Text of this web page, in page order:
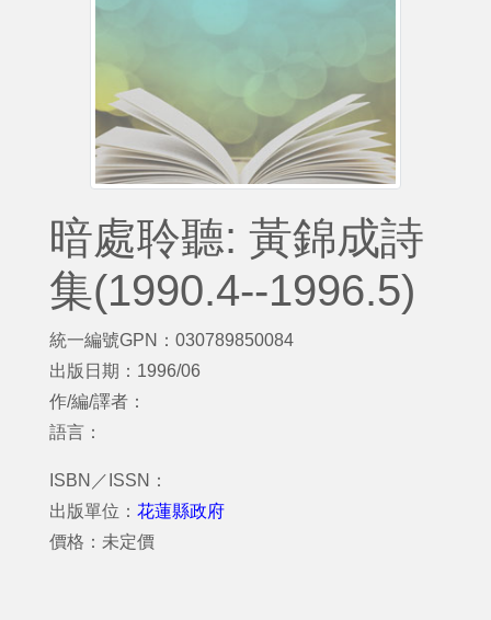
暗處聆聽: 黃錦成詩
集(1990.4--1996.5)
統一編號GPN：030789850084
出版日期：1996/06
作/編/譯者：
語言：
ISBN／ISSN：
出版單位： 花蓮縣政府
價格：未定價